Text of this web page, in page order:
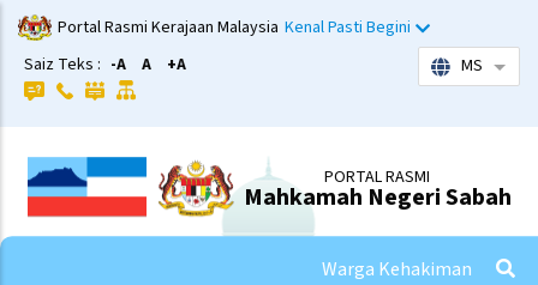
Skip
to
main
content
Portal Rasmi Kerajaan Malaysia Kenal Pasti Begini
MS
List
Saiz Teks : -A A +A
PORTAL RASMI
Mahkamah Negeri Sabah
Warga Kehakiman